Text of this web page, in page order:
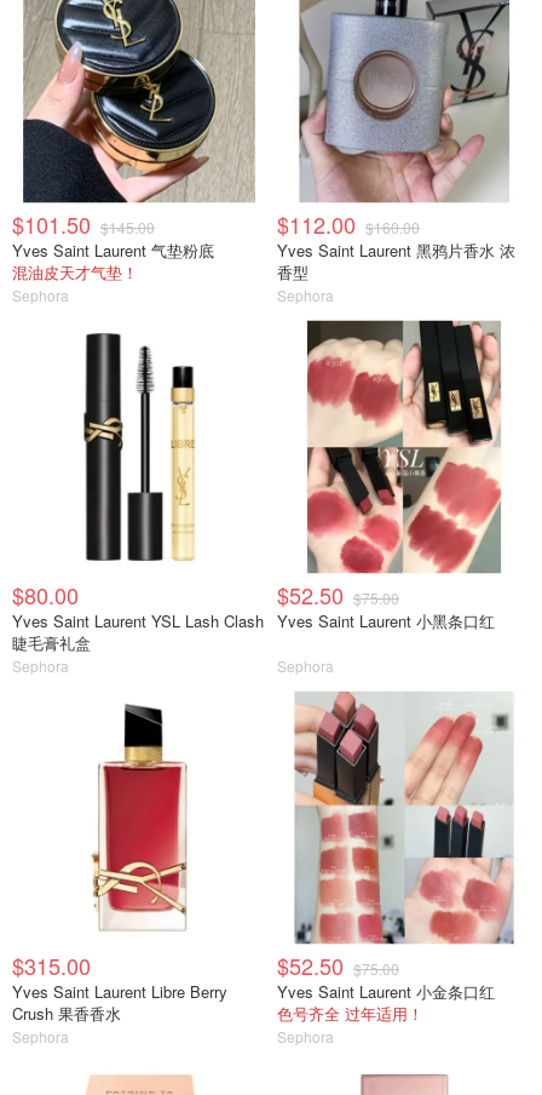
$101.50 $145.00
Yves Saint Laurent 气垫粉底
混油皮天才气垫！
Sephora
$112.00 $160.00
Yves Saint Laurent 黑鸦片香水 浓
香型
Sephora
$80.00
Yves Saint Laurent YSL Lash Clash
睫毛膏礼盒
Sephora
$52.50 $75.00
Yves Saint Laurent 小黑条口红
Sephora
$315.00
Yves Saint Laurent Libre Berry
Crush 果香香水
Sephora
$52.50 $75.00
Yves Saint Laurent 小金条口红
色号齐全 过年适用！
Sephora